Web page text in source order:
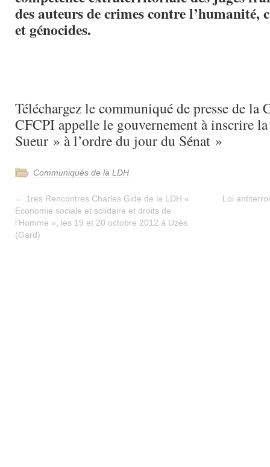
des auteurs de crimes contre l’humanité,
et génocides.
Téléchargez le communiqué de presse de la
CFCPI appelle le gouvernement à inscrire
Sueur » à l’ordre du jour du Sénat »
Communiqués de la LDH
← 1res Rencontres Charles Gide de la LDH «
Economie sociale et solidaire et droits de
l’Homme », les 19 et 20 octobre 2012 à Uzès
(Gard)
Loi